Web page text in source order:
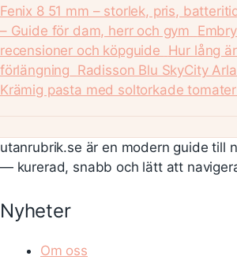
Fenix 8 51 mm – storlek, pris,
– Guide för dam, herr och gym
recensioner och köpguide Hur lång
förlängning Radisson Blu SkyCity
Krämig pasta med soltorkade
utanrubrik.se är en modern guide till
— kurerad, snabb och lätt att
Nyheter
Om oss